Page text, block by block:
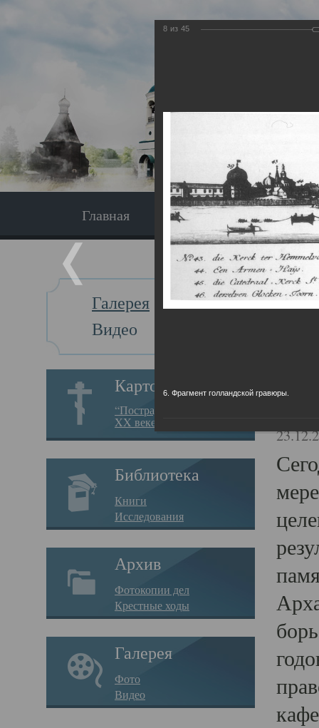
Главная Экскурсия
Галерея
Видео
Картотека
“Пострадавшие за веру в
XX веке на Севере”
Библиотека
Книги
Исследования
Архив
Фотокопии дел
Крестные ходы
Галерея
Фото
Видео
Главная
8 из 45
6. Фрагмент голландской гравюры.